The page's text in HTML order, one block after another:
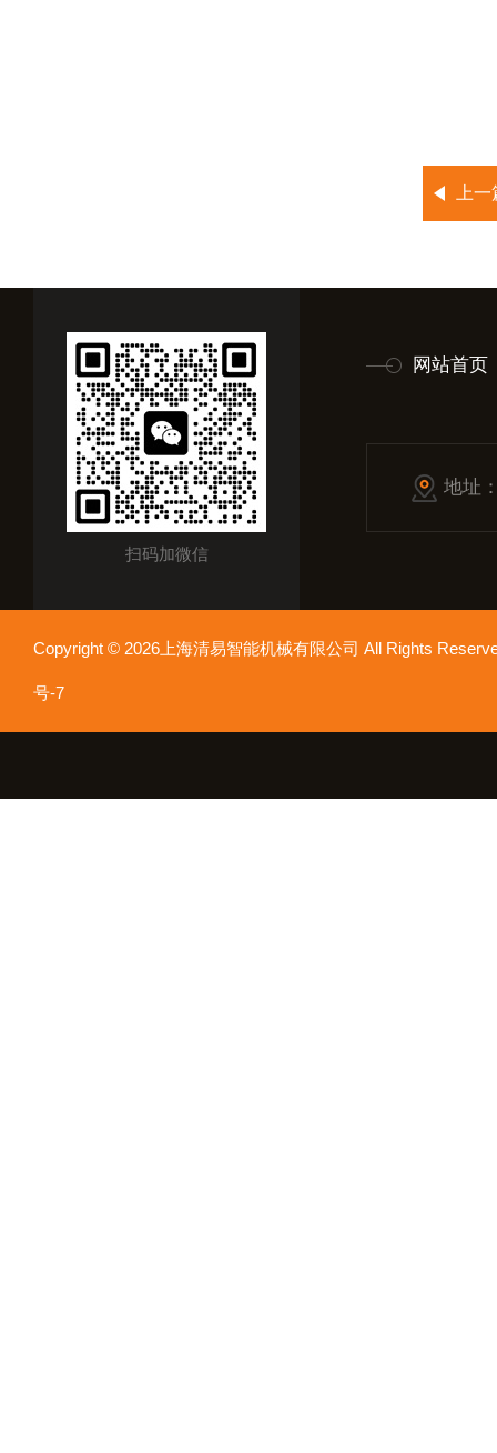
上
扫码加微信
网站首页
地址
Copyright © 2026上海清易智能机械有限公司 All Rights
号-7